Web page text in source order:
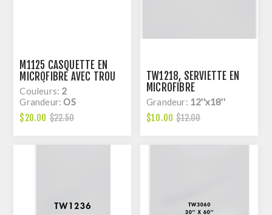
M1125 CASQUETTE EN
MICROFIBRE AVEC TROU
COUPÉ AU LASER ET
CORDE
Couleurs: 2
Grandeur:OS
$20.00 $22.50
TW1218, SERVIETTE EN
MICROFIBRE
Grandeur: 12''x18''
$10.00 $12.00